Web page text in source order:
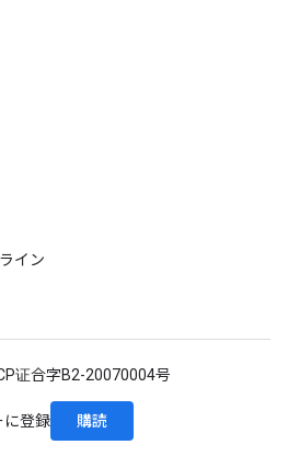
イン
证合字B2-20070004号
に登録
購読